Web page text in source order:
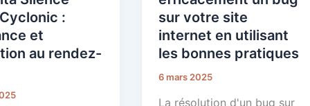
:
et
au rendez-
sur votre site
internet en utilisant
les bonnes pratiques
6 mars 2025
La résolution d'un bug sur